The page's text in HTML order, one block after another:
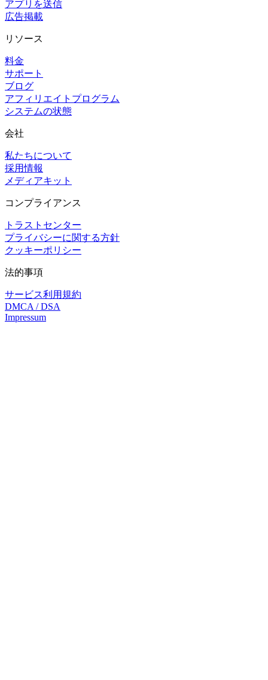
アプリを送信
広告掲載
リソース
料金
サポート
ブログ
アフィリエイトプログラム
システムの状態
会社
私たちについて
採用情報
メディアキット
コンプライアンス
トラストセンター
プライバシーに関する方針
クッキーポリシー
法的事項
サービス利用規約
DMCA / DSA
Impressum